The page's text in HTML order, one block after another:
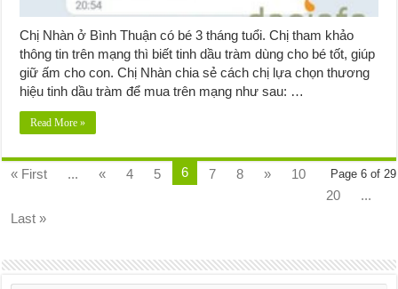
Chị Nhàn ở Bình Thuận có bé 3 tháng tuổi. Chị tham khảo
thông tin trên mạng thì biết tinh dầu tràm dùng cho bé tốt, giúp
giữ ấm cho con. Chị Nhàn chia sẻ cách chị lựa chọn thương
hiệu tinh dầu tràm để mua trên mạng như sau: …
Read More »
Page 6 of 29
« First ... « 4 5 6 7 8 »
10
20
...
Last »